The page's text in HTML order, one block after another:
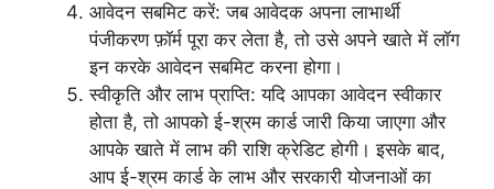
आवेदन सबमिट करें: जब आवेदक अपना लाभार्थी
पंजीकरण फ़ॉर्म पूरा कर लेता है, तो उसे अपने खाते में लॉग
इन करके आवेदन सबमिट करना होगा।
स्वीकृति और लाभ प्राप्ति: यदि आपका आवेदन स्वीकार
होता है, तो आपको ई-श्रम कार्ड जारी किया जाएगा और
आपके खाते में लाभ की राशि क्रेडिट होगी। इसके बाद,
आप ई-श्रम कार्ड के लाभ और सरकारी योजनाओं का